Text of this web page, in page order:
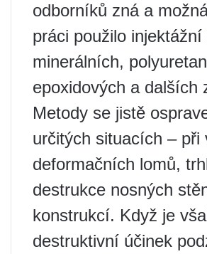
odborníků zná a
práci použilo
minerálních,
epoxidových a dalších
Metody se jistě
určitých situacích – při
deformačních lomů,
destrukce nosných
konstrukcí. Když je
destruktivní účinek